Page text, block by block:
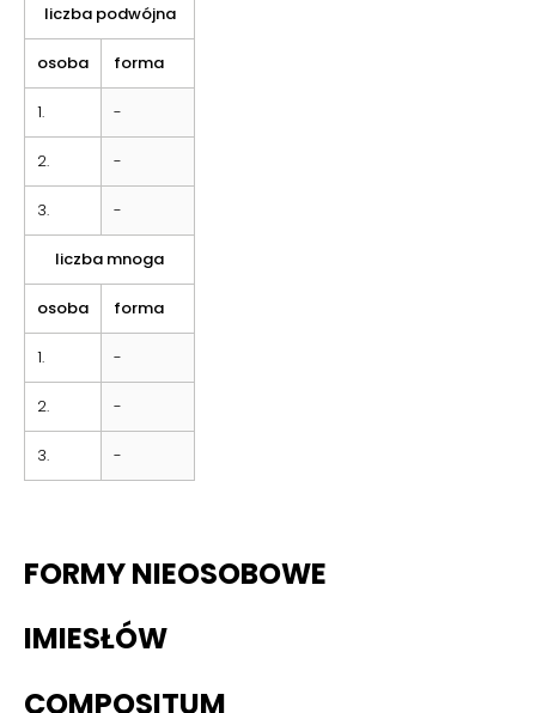
liczba podwójna
osoba forma
1. -
2. -
3. -
liczba mnoga
osoba forma
1. -
2. -
3. -
FORMY NIEOSOBOWE
IMIESŁÓW
COMPOSITUM